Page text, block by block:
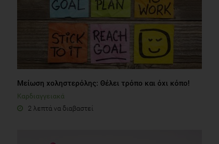
Μείωση χοληστερόλης: Θέλει τρόπο και όχι κόπο!
Καρδιαγγειακά
2 λεπτά να διαβαστεί